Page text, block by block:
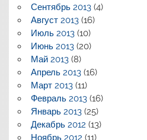
Сентябрь 2013(4)
Август 2013(16)
Июль 2013(10)
Июнь 2013(20)
Май 2013(8)
Апрель 2013(16)
Март 2013(11)
Февраль 2013(16)
Январь 2013(25)
Декабрь 2012 (13)
Ноябрь 2012 (11)